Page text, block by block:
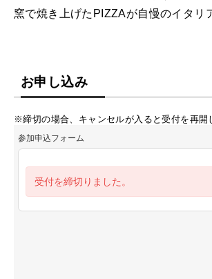
窯で焼き上げたPIZZAが自慢のイタリ
お申し込み
※締切の場合、キャンセルが入ると受付を再開